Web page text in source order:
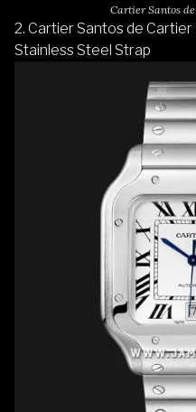
Cartier Santos
2. Cartier Santos de
Stainless Steel Strap